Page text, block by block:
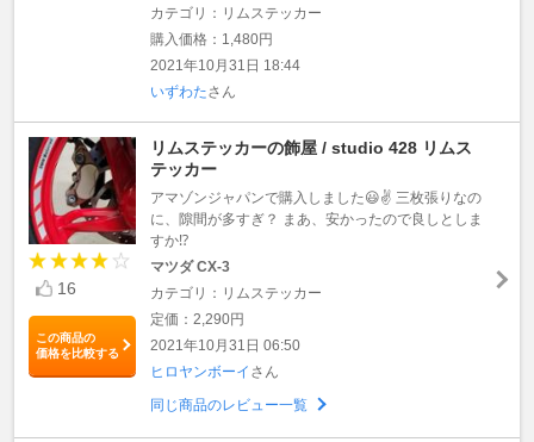
カテゴリ：リムステッカー
購入価格：1,480円
2021年10月31日 18:44
いずわたさん
16
この商品の
価格を比較する
リムステッカーの飾屋 / studio 428 リムス
テッカー
アマゾンジャパンで購入しました😃✌️ 三枚張りなの
に、隙間が多すぎ？ まあ、安かったので良しとしま
すか⁉️
マツダ CX-3
カテゴリ：リムステッカー
定価：2,290円
2021年10月31日 06:50
ヒロヤンボーイ さん
同じ商品のレビュー一覧